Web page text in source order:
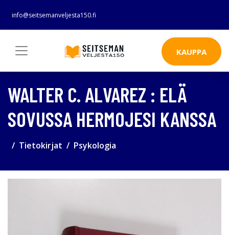
info@seitsemanveljesta150.fi
KAUPPA
WALTER C. ALVAREZ : ELÄ
SOVUSSA HERMOJESI KANSSA
Tietokirjat Psykologia